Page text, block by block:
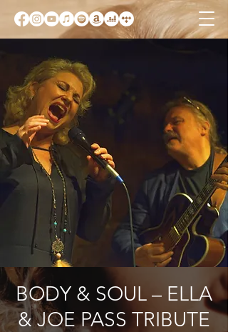
BODY & SOUL – ELLA
& JOE PASS TRIBUTE